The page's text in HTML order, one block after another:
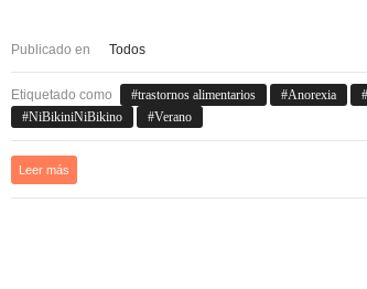
Publicado en Todos
Etiquetado como trastornos alimentarios Anorexia
NiBikiniNiBikino
Verano
Leer más